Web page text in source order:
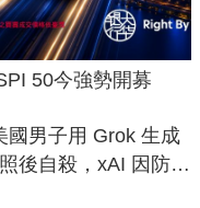
50今強勢開募
國男子用 Grok 生成
後自殺，xAI 因防護